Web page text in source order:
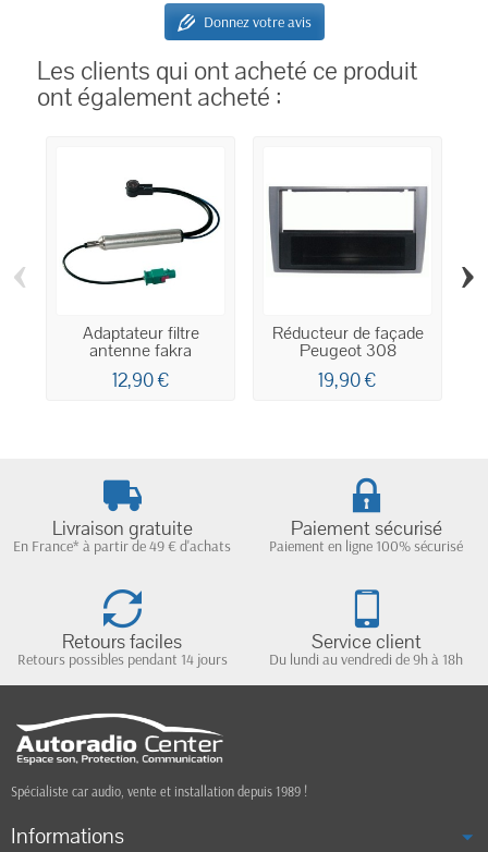
Donnez votre avis
Les clients qui ont acheté ce produit
ont également acheté :
Adaptateur filtre
antenne fakra
12,90 €
Réducteur de façade
Peugeot 308
19,90 €
‹ ›
Livraison gratuite
En France* à partir de 49 € d'achats
Paiement sécurisé
Paiement en ligne 100% sécurisé
Retours faciles
Retours possibles pendant 14 jours
Service client
Du lundi au vendredi de 9h à 18h
Spécialiste car audio, vente et installation depuis 1989 !
Informations